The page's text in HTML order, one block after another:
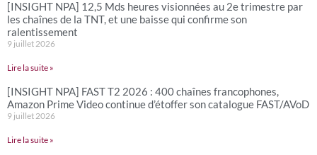
[INSIGHT NPA] 12,5 Mds heures visionnées au 2e trimestre par
les chaînes de la TNT, et une baisse qui confirme son
ralentissement
9 juillet 2026
Lire la suite »
[INSIGHT NPA] FAST T2 2026 : 400 chaînes francophones,
Amazon Prime Video continue d’étoffer son catalogue FAST/AVoD
9 juillet 2026
Lire la suite »